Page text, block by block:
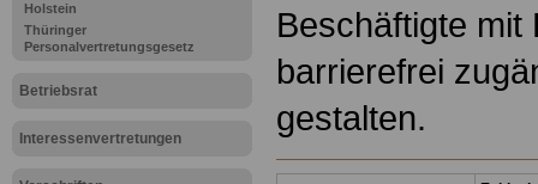
Holstein
Thüringer
Personalvertretungsgesetz
Betriebsrat
Interessenvertretungen
Beschäftigte mit
barrierefrei
gestalten.